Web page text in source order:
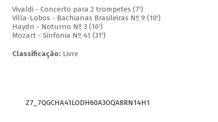
Vivaldi - Concerto para 2 trompetes (7')
Villa-Lobos - Bachianas Brasileiras Nº 9 (10')
Haydn - Noturno Nº 3 (16')
Mozart - Sinfonia Nº 41 (31')
Classificação:Livre
Z7_7QGCHA41LODH60A3OQA8RN14H1